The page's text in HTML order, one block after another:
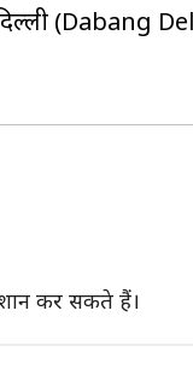
(Dabang
कर सकते हैं।